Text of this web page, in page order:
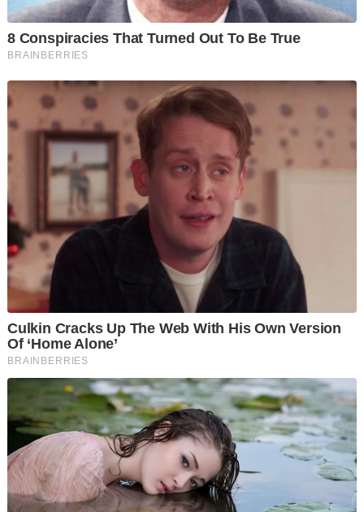
Ketika berhujah, Shafee menambah bahawa anak guamnya
tidak mempunyai akses kepada dokumen berkenaan semasa
permohonan awal kerana sifatnya yang sulit dan tidak
didedahkan kepada umum.
"Anak guam saya sudah bertindak sewajarnya untuk
mendapatkan pengesahan mengenai kewujudan dokumen
berkenaan. Malah, dokumen itu hanya diperoleh oleh anak
beliau, Datuk Mohamad Nizar, selepas Mahkamah Tinggi
membuat keputusan menolak permohonan semakan," katanya.
Shafee berkata, dokumen berkenaan turut disertakan dengan
syarat bahawa ia tidak boleh digunakan tanpa keizinan Istana
Negara. Hanya selepas keizinan diberikan pada 2 Disember
2024, Najib memfailkan afidavit dan menyerahkannya kepada
mahkamah.
"Tindakan segera ini menunjukkan tiada sebarang kelewatan
tidak munasabah. Malah, ia mencerminkan bahawa anak guam
kami bertindak melebihi tanggungjawab undang-undang bagi
membantu mahkamah ini," katanya.
Pada 2 Julai lalu, Mohd Dusuki dalam hujahannya berkata